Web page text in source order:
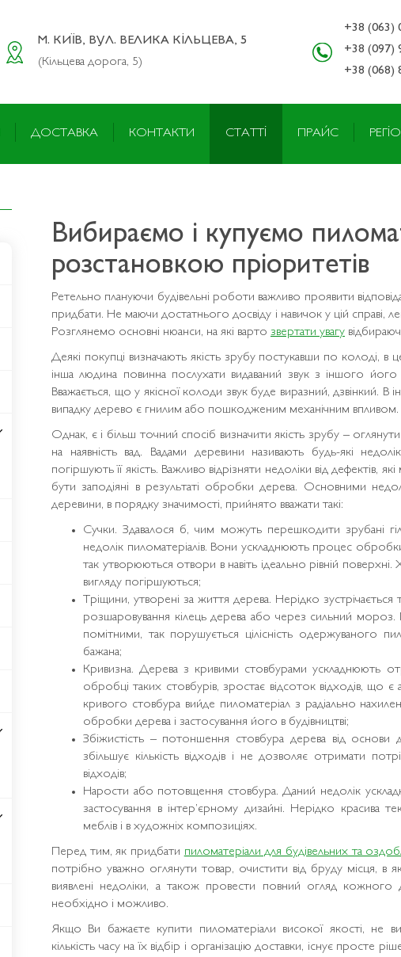
M. КИЇВ, ВУЛ. ВЕЛИКА КІЛЬЦЕВА, 5
(Кільцева дорога, 5)
+38 (063)
+38 (097)
+38 (068)
ДОСТАВКА КОНТАКТИ СТАТТІ ПРАЙС
Вибираємо і купуємо
розстановкою пріоритетів
Ретельно плануючи будівельні роботи важливо проявити
придбати. Не маючи достатнього досвіду і навичок у цій справі,
Розглянемо основні нюанси, на які варто звертати увагу
Деякі покупці визначають якість зрубу постукавши по колоді, в
інша людина повинна послухати видаваний звук з іншого його
Вважається, що у якісної колоди звук буде виразний, дзвінкий. В
випадку дерево є гнилим або пошкодженим механічним впливом.
Однак, є і більш точний спосіб визначити якість зрубу –
на наявність вад. Вадами деревини називають будь-які
погіршують її якість. Важливо відрізняти недоліки від дефектів,
бути заподіяні в результаті обробки дерева. Основними
деревини, в порядку значимості, прийнято вважати такі:
Сучки. Здавалося б, чим можуть перешкодити зрубані
недолік пиломатеріалів. Вони ускладнюють процес
так утворюються отвори в навіть ідеально рівній
вигляду погіршуються;
Тріщини, утворені за життя дерева. Нерідко
розшаровування кілець дерева або через сильний
помітними, так порушується цілісність одержуваного
бажана;
Кривизна. Дерева з кривими стовбурами ускладнюють
обробці таких стовбурів, зростає відсоток відходів, що
кривого стовбура вийде пиломатеріал з радіально
обробки дерева і застосування його в будівництві;
Збіжистість – потоншення стовбура дерева від
збільшує кількість відходів і не дозволяє отримати
відходів;
Нарости або потовщення стовбура. Даний недолік
застосування в інтер’єрному дизайні. Нерідко красива
меблів і в художніх композиціях.
Перед тим, як придбати пиломатеріали для будівельних та
потрібно уважно оглянути товар, очистити від бруду місця, в
виявлені недоліки, а також провести повний огляд кожного
необхідно і можливо.
Якщо Ви бажаєте купити пиломатеріали високої якості, не
кількість часу на їх відбір і організацію доставки, існує просте